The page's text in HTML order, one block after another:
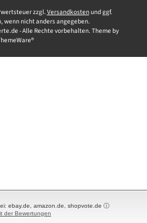
zzgl. Versandkostenund ggf.
wenn nicht anders angegeben.
- Alle Rechte vorbehalten. Theme by
ebay.de, amazon.de, shopvote.de ⓘ
der Bewertungen